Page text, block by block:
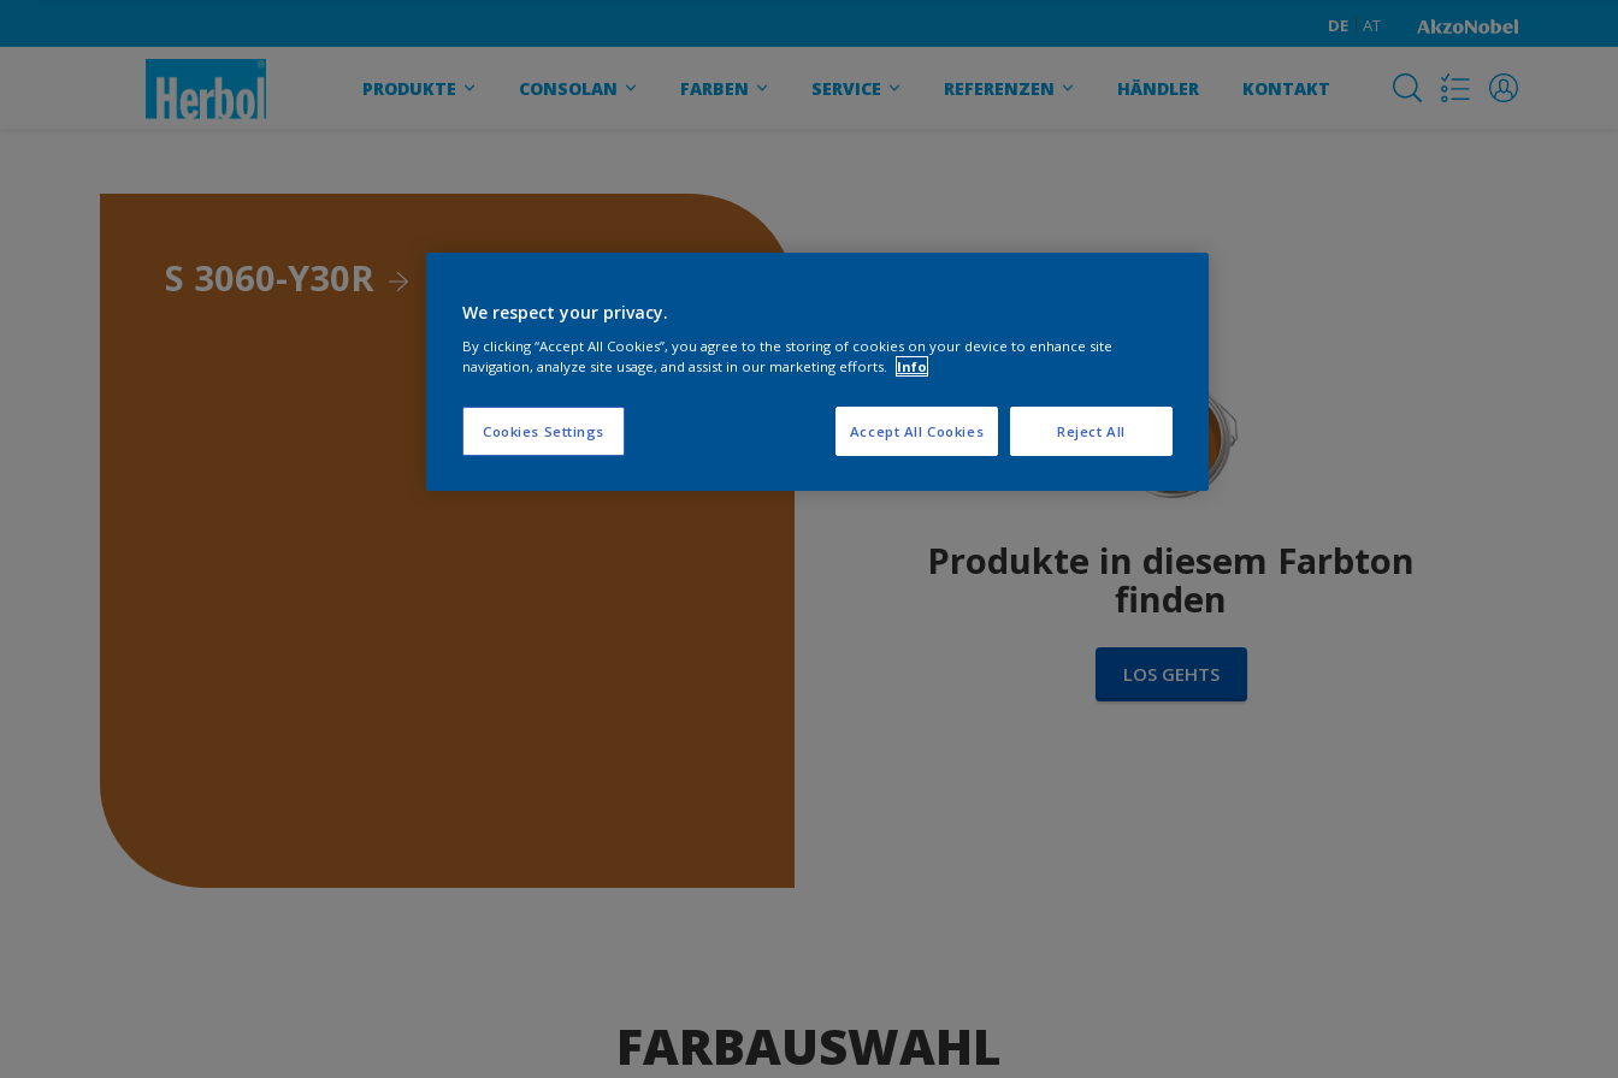
DE AT
PRODUKTE CONSOLAN FARBEN SERVICE REFERENZEN HÄNDLER KONTAKT
S 3060-Y30R
Produkte in diesem Farbton
finden
LOS GEHTS
FARBAUSWAHL
We respect your privacy.
By clicking “Accept All Cookies”, you agree to the storing of cookies on your device to enhance site
navigation, analyze site usage, and assist in our marketing efforts.
Info
Cookies Settings Reject All
Accept All Cookies